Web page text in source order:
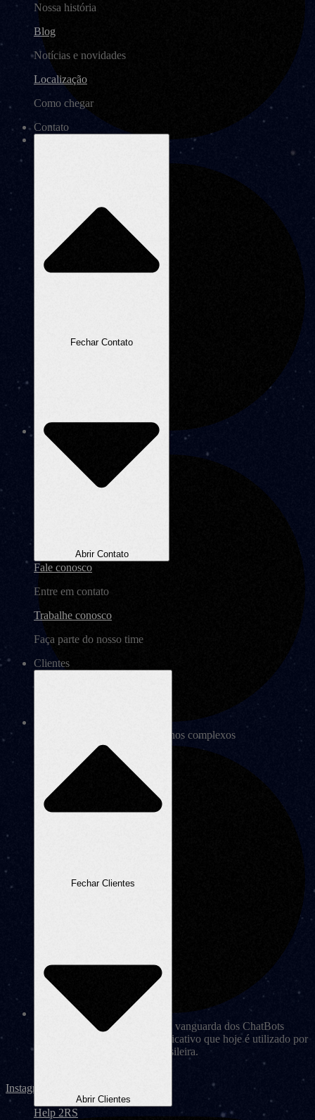
Nossa história
Blog
Notícias e novidades
Localização
Como chegar
Contato
Fechar Contato
Abrir Contato
Fale conosco
Entre em contato
Trabalhe conosco
Faça parte do nosso time
Clientes
Fechar Clientes
Abrir Clientes
Help 2RS
Não sai do WhatsApp
Não enfrenta formulários externos complexos
Essa inovação coloca a 2RS na vanguarda dos ChatBots
inteligentes, aproveitando o aplicativo que hoje é utilizado por
mais de 98% da população brasileira.
Instagram